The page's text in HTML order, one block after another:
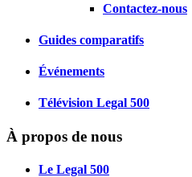
Contactez-nous
Guides comparatifs
Événements
Télévision Legal 500
À propos de nous
Le Legal 500